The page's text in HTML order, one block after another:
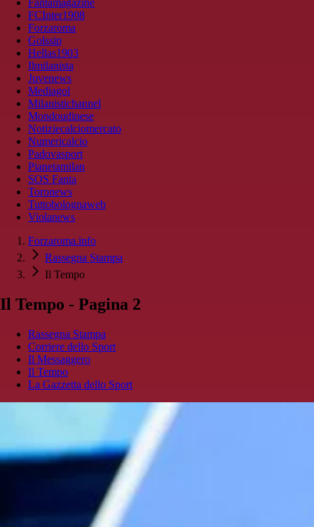
Fantamagazine
FCInter1908
Forzaroma
Golssip
Hellas1903
Ilmilanista
Juvenews
Mediagol
Milanistichannel
Mondoudinese
Notiziecalciomercato
Numericalcio
Padovasport
Pianetamilan
SOS Fanta
Toronews
Tuttobolognaweb
Violanews
Forzaroma.info
Rassegna Stampa
Il Tempo
Il Tempo - Pagina 2
Rassegna Stampa
Corriere dello Sport
Il Messaggero
Il Tempo
La Gazzetta dello Sport